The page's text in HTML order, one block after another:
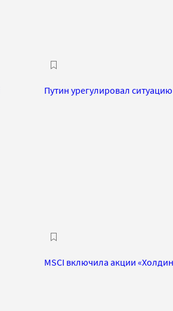
Путин урегулировал
MSCI включила акции